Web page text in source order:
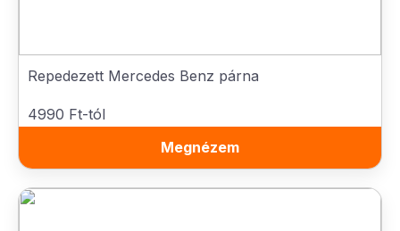
Repedezett Mercedes Benz párna
4990 Ft-tól
Megnézem